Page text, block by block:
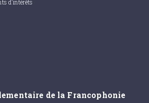
d'intérêts
de la Francophonie